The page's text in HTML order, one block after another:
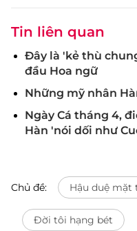
Tin liên quan
Đây là 'kẻ thù
đầu Hoa ngữ
Những mỹ nhân
Ngày Cá tháng 4,
Hàn 'nói dối như
Chủ đề: Hậu duệ mặt
Đời tôi hạng bét